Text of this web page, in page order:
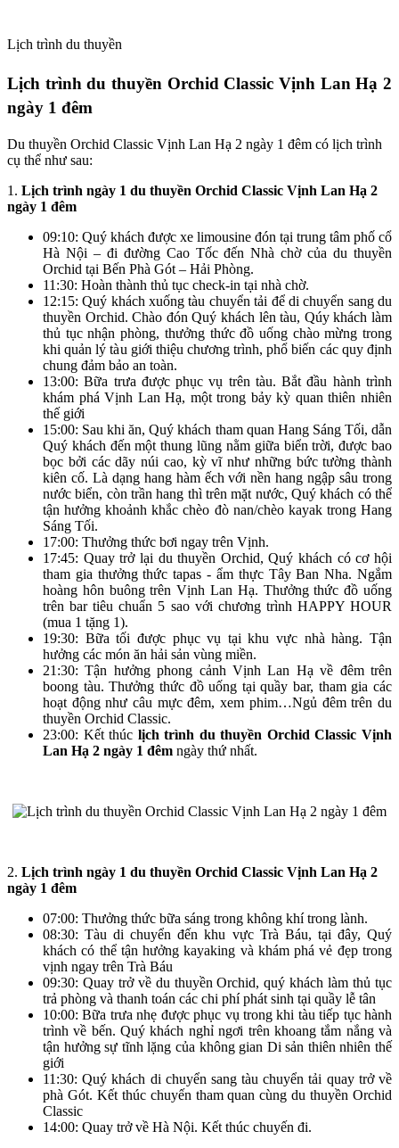
Lịch trình du thuyền
Lịch trình du thuyền Orchid Classic Vịnh Lan Hạ 2
ngày 1 đêm
Du thuyền Orchid Classic Vịnh Lan Hạ 2 ngày 1 đêm có lịch trình
cụ thể như sau:
1. Lịch trình ngày 1 du thuyền Orchid Classic Vịnh Lan Hạ 2
ngày 1 đêm
09:10: Quý khách được xe limousine đón tại trung tâm phố cổ
Hà Nội – đi đường Cao Tốc đến Nhà chờ của du thuyền
Orchid tại Bến Phà Gót – Hải Phòng.
11:30: Hoàn thành thủ tục check-in tại nhà chờ.
12:15: Quý khách xuống tàu chuyển tải để di chuyển sang du
thuyền Orchid. Chào đón Quý khách lên tàu, Qúy khách làm
thủ tục nhận phòng, thưởng thức đồ uống chào mừng trong
khi quản lý tàu giới thiệu chương trình, phổ biến các quy định
chung đảm bảo an toàn.
13:00: Bữa trưa được phục vụ trên tàu. Bắt đầu hành trình
khám phá Vịnh Lan Hạ, một trong bảy kỳ quan thiên nhiên
thế giới
15:00: Sau khi ăn, Quý khách tham quan Hang Sáng Tối, dẫn
Quý khách đến một thung lũng nằm giữa biển trời, được bao
bọc bởi các dãy núi cao, kỳ vĩ như những bức tường thành
kiên cố. Là dạng hang hàm ếch với nền hang ngập sâu trong
nước biển, còn trần hang thì trên mặt nước, Quý khách có thể
tận hưởng khoảnh khắc chèo đò nan/chèo kayak trong Hang
Sáng Tối.
17:00: Thưởng thức bơi ngay trên Vịnh.
17:45: Quay trở lại du thuyền Orchid, Quý khách có cơ hội
tham gia thưởng thức tapas - ẩm thực Tây Ban Nha. Ngắm
hoàng hôn buông trên Vịnh Lan Hạ. Thưởng thức đồ uống
trên bar tiêu chuẩn 5 sao với chương trình HAPPY HOUR
(mua 1 tặng 1).
19:30: Bữa tối được phục vụ tại khu vực nhà hàng. Tận
hưởng các món ăn hải sản vùng miền.
21:30: Tận hưởng phong cảnh Vịnh Lan Hạ về đêm trên
boong tàu. Thưởng thức đồ uống tại quầy bar, tham gia các
hoạt động như câu mực đêm, xem phim…Ngủ đêm trên du
thuyền Orchid Classic.
23:00: Kết thúc lịch trình du thuyền Orchid Classic Vịnh
Lan Hạ 2 ngày 1 đêm ngày thứ nhất.
2. Lịch trình ngày 1 du thuyền Orchid Classic Vịnh Lan Hạ 2
ngày 1 đêm
07:00: Thưởng thức bữa sáng trong không khí trong lành.
08:30: Tàu di chuyển đến khu vực Trà Báu, tại đây, Quý
khách có thể tận hưởng kayaking và khám phá vẻ đẹp trong
vịnh ngay trên Trà Báu
09:30: Quay trở về du thuyền Orchid, quý khách làm thủ tục
trả phòng và thanh toán các chi phí phát sinh tại quầy lễ tân
10:00: Bữa trưa nhẹ được phục vụ trong khi tàu tiếp tục hành
trình về bến. Quý khách nghỉ ngơi trên khoang tắm nắng và
tận hưởng sự tĩnh lặng của không gian Di sản thiên nhiên thế
giới
11:30: Quý khách di chuyển sang tàu chuyển tải quay trở về
phà Gót. Kết thúc chuyến tham quan cùng du thuyền Orchid
Classic
14:00: Quay trở về Hà Nội. Kết thúc chuyến đi.